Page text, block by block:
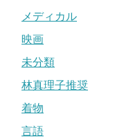
メディカル
映画
未分類
林真理子推奨
着物
言語